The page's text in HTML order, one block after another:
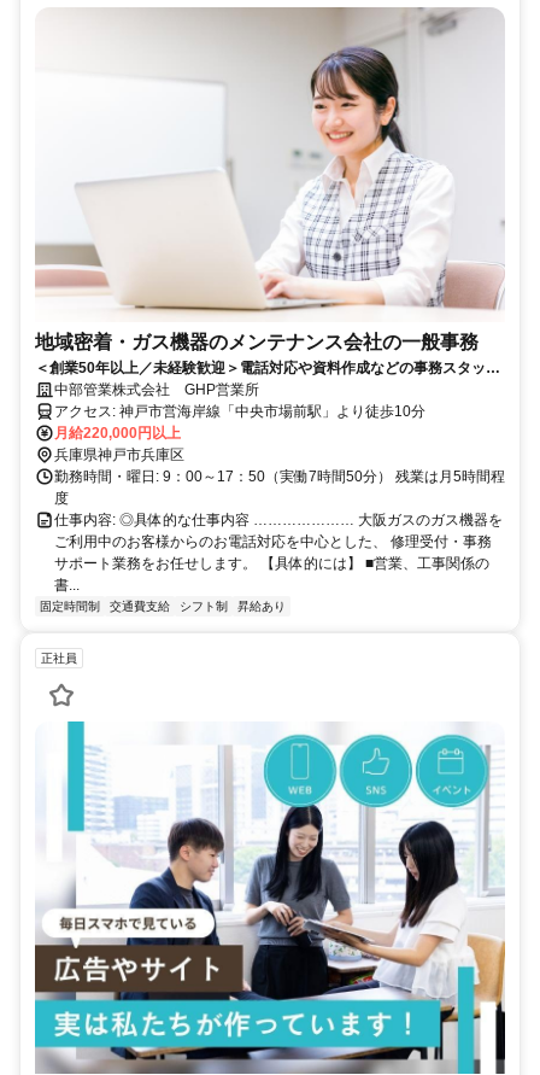
地域密着・ガス機器のメンテナンス会社の一般事務
＜創業50年以上／未経験歓迎＞電話対応や資料作成などの事務スタッフ
／教育体制充実／月給22万円〜
中部管業株式会社 GHP営業所
アクセス: 神戸市営海岸線「中央市場前駅」より徒歩10分
月給220,000円以上
兵庫県神戸市兵庫区
勤務時間・曜日: 9：00～17：50（実働7時間50分） 残業は月5時間程
度
仕事内容: ◎具体的な仕事内容 ………………… 大阪ガスのガス機器を
ご利用中のお客様からのお電話対応を中心とした、 修理受付・事務
サポート業務をお任せします。 【具体的には】 ■営業、工事関係の
書...
固定時間制 交通費支給 シフト制 昇給あり
正社員